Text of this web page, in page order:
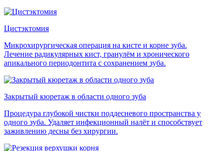
Цистэктомия
Микрохирургическая операция на кисте и корне зуба.
Лечение радикулярных кист, гранулём и хронического
апикального периодонтита с сохранением зуба.
Закрытый кюретаж в области одного зуба
Процедура глубокой чистки поддесневого пространства у
одного зуба. Удаляет инфекционный налёт и способствует
заживлению десны без хирургии.